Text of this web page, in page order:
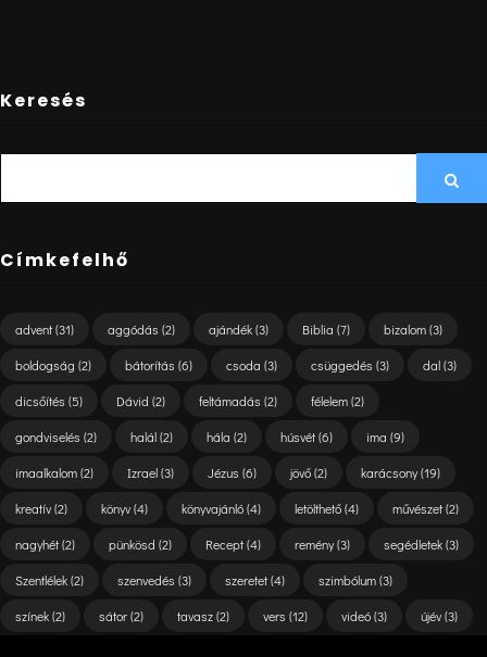
Keresés
Címkefelhő
advent(31) aggódás (2) ajándék(3) Biblia (7) bizalom(3)
boldogság (2) bátorítás (6) csoda (3) csüggedés (3) dal(3)
dicsőítés (5) Dávid (2) feltámadás (2) félelem(2)
gondviselés (2) halál(2) hála (2) húsvét(6) ima (9)
imaalkalom(2) Izrael(3) Jézus (6) jövő(2) karácsony(19)
kreatív(2) könyv(4) könyvajánló(4) letölthető(4) művészet(2)
nagyhét(2) pünkösd (2) Recept(4) remény(3) segédletek(3)
Szentlélek(2) szenvedés (3) szeretet(4) szimbólum(3)
színek(2) sátor(2) tavasz(2) vers (12) videó(3) újév(3)